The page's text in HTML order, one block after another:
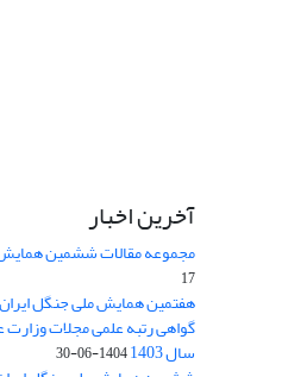
آخرین اخبار
مجموعه مقالات ششمین
17
هفتمین همایش ملی جنگل ایران
گواهی رتبه علمی مجلات وزارت
سال 1403 1404-06-30